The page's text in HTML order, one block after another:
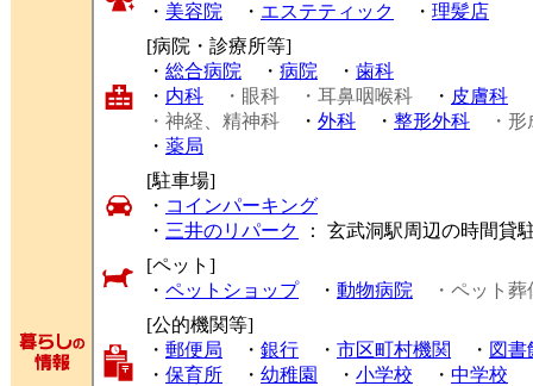
・ 美容院 ・ エステティック ・ 理髪店
[病院・診療所等]
・ 総合病院 ・ 病院 ・ 歯科
・ 内科 ・眼科 ・耳鼻咽喉科 ・ 皮膚科
・神経、精神科 ・ 外科 ・ 整形外科
・
・ 薬局
[駐車場]
・ コインパーキング
・ 三井のリパーク
： 玄武洞駅周辺の時間貸
[ペット]
・ ペットショップ・ 動物病院
・ペット葬
[公的機関等]
・ 郵便局 ・ 銀行 ・ 市区町村機関 ・ 図書
・ 保育所 ・ 幼稚園 ・ 小学校 ・ 中学校